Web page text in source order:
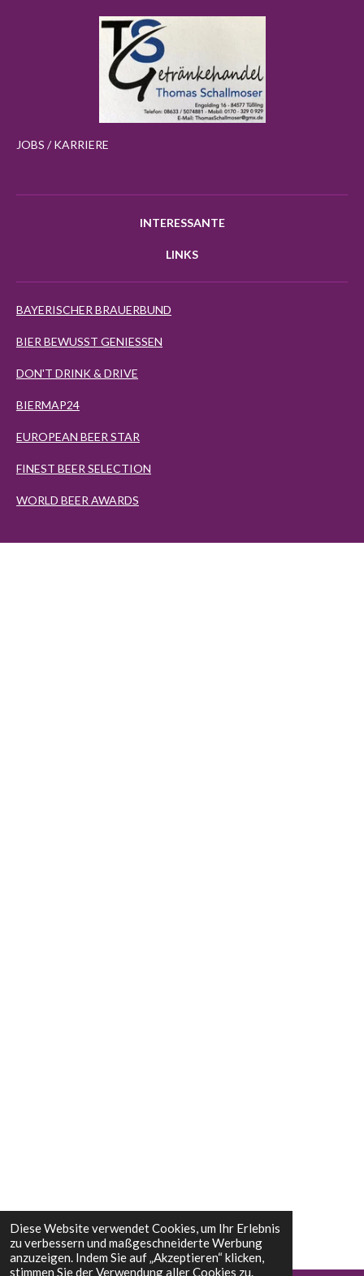
Diese Website verwendet Cookies, um Ihr Erlebnis
zu verbessern und maßgeschneiderte Werbung
anzuzeigen. Indem Sie auf „Akzeptieren“ klicken,
stimmen Sie der Verwendung aller Cookies zu.
JOBS / KARRIERE
INTERESSANTE
LINKS
BAYERISCHER BRAUERBUND
BIER BEWUSST GENIESSEN
DON'T DRINK & DRIVE
BIERMAP24
EUROPEAN BEER STAR
FINEST BEER SELECTION
WORLD BEER AWARDS